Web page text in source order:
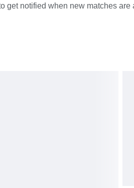
get notified when new matches are